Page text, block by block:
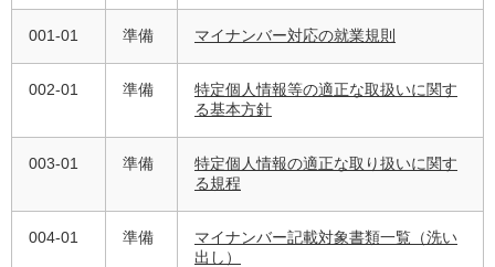
001-01 準備 マイナンバー対応の就業規則
002-01 準備
特定個人情報等の適正な取扱いに関す
る基本方針
003-01 準備
特定個人情報の適正な取り扱いに関す
る規程
004-01 準備
マイナンバー記載対象書類一覧（洗い
出し）